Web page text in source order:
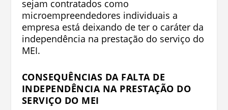
sejam contratados como
microempreendedores individuais a
empresa está deixando de ter o caráter da
independência na prestação do serviço do
MEI.
CONSEQUÊNCIAS DA FALTA DE
INDEPENDÊNCIA NA PRESTAÇÃO DO
SERVIÇO DO MEI